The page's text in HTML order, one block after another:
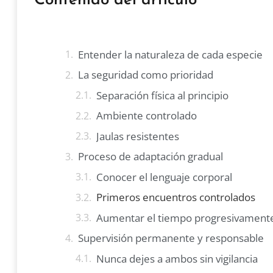
Entender la naturaleza de cada especie
La seguridad como prioridad
Separación física al principio
Ambiente controlado
Jaulas resistentes
Proceso de adaptación gradual
Conocer el lenguaje corporal
Primeros encuentros controlados
Aumentar el tiempo
Supervisión permanente y responsable
Nunca dejes a ambos sin vigilancia